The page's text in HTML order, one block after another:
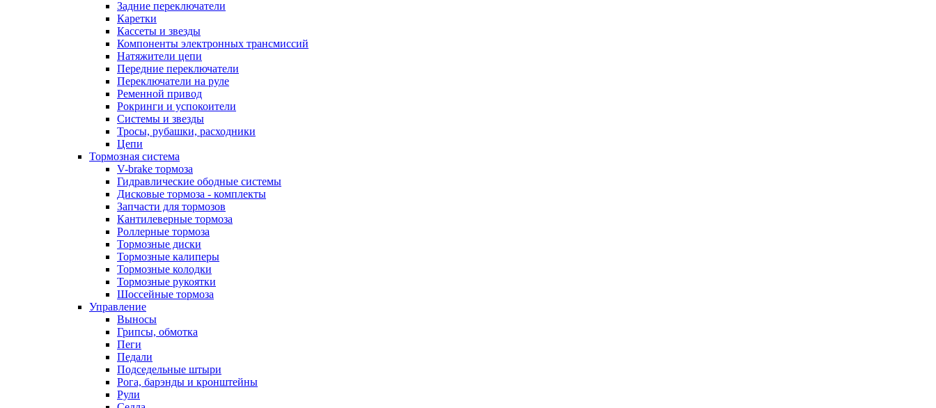
Задние переключатели
Каретки
Кассеты и звезды
Компоненты электронных трансмиссий
Натяжители цепи
Передние переключатели
Переключатели на руле
Ременной привод
Рокринги и успокоители
Системы и звезды
Тросы, рубашки, расходники
Цепи
Тормозная система
V-brake тормоза
Гидравлические ободные системы
Дисковые тормоза - комплекты
Запчасти для тормозов
Кантилеверные тормоза
Роллерные тормоза
Тормозные диски
Тормозные калиперы
Тормозные колодки
Тормозные рукоятки
Шоссейные тормоза
Управление
Выносы
Грипсы, обмотка
Пеги
Педали
Подседельные штыри
Рога, барэнды и кронштейны
Рули